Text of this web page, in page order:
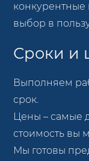
конкурентные
выбор в
Сроки и
Выполняем
срок.
Цены – самые
стоимость вы
Мы готовы